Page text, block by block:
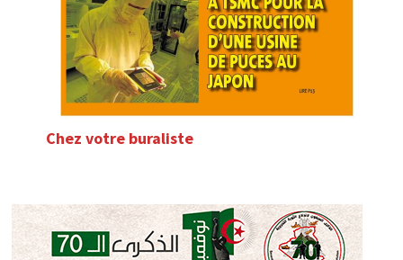
Chez votre buraliste